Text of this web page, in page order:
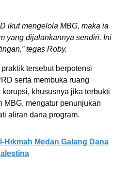
ikut mengelola MBG, maka ia
yang dijalankannya sendiri. Ini
tegas Roby.
tersebut berpotensi
serta membuka ruang
khususnya jika terbukti
MBG, mengatur penunjukan
aliran dana program.
Hikmah Medan Galang Dana